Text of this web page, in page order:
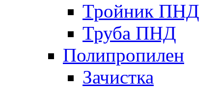
Тройник ПНД
Труба ПНД
Полипропилен
Зачистка